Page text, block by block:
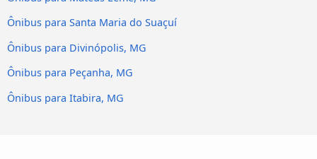
Ônibus para Santa Maria do Suaçuí
Ônibus para Divinópolis, MG
Ônibus para Peçanha, MG
Ônibus para Itabira, MG